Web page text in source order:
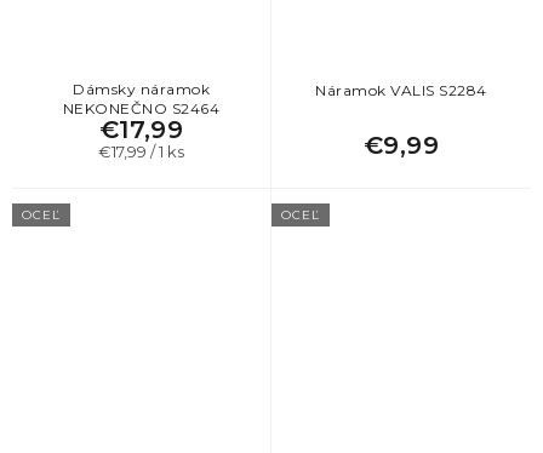
Dámsky náramok
NEKONEČNO S2464
€17,99
Jednotková
€17,99 / 1 ks
Náramok VALIS S2284
€9,99
OCEĽ OCEĽ